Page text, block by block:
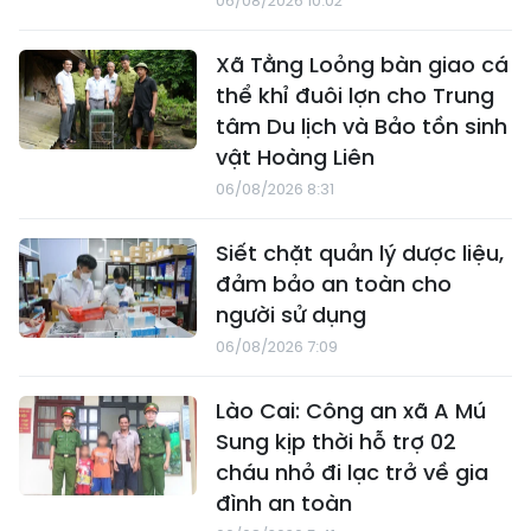
Xã Tằng Loỏng bàn giao cá
thể khỉ đuôi lợn cho Trung
tâm Du lịch và Bảo tồn sinh
vật Hoàng Liên
06/08/2026 8:31
Siết chặt quản lý dược liệu,
đảm bảo an toàn cho
người sử dụng
06/08/2026 7:09
Lào Cai: Công an xã A Mú
Sung kịp thời hỗ trợ 02
cháu nhỏ đi lạc trở về gia
đình an toàn